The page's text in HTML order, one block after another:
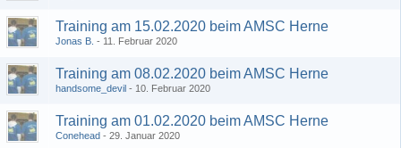
Training am 15.02.2020 beim AMSC Herne
Jonas B. 11. Februar 2020
Training am 08.02.2020 beim AMSC Herne
handsome_devil 10. Februar 2020
Training am 01.02.2020 beim AMSC Herne
Conehead 29. Januar 2020